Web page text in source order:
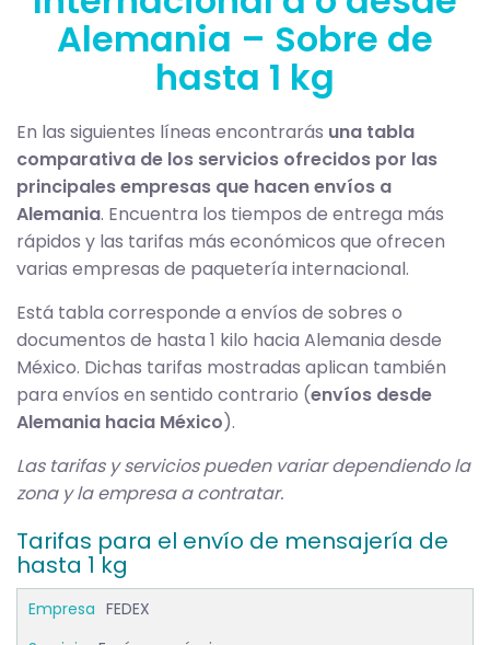
Alemania – Sobre de
hasta 1 kg
En las siguientes líneas encontrarás una tabla
comparativa de los servicios ofrecidos por las
principales empresas que hacen envíos a
Alemania. Encuentra los tiempos de entrega más
rápidos y las tarifas más económicos que ofrecen
varias empresas de paquetería internacional.
Está tabla corresponde a envíos de sobres o
documentos de hasta 1 kilo hacia Alemania desde
México. Dichas tarifas mostradas aplican también
para envíos en sentido contrario (envíos desde
Alemania hacia México).
Las tarifas y servicios pueden variar dependiendo la
zona y la empresa a contratar.
Tarifas para el envío de mensajería de
hasta 1 kg
FEDEX